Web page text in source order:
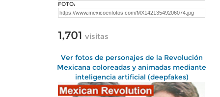
FOTO:
1,701 visitas
Ver fotos de personajes de la Revolución
Mexicana coloreadas y animadas mediante
inteligencia artificial (deepfakes)